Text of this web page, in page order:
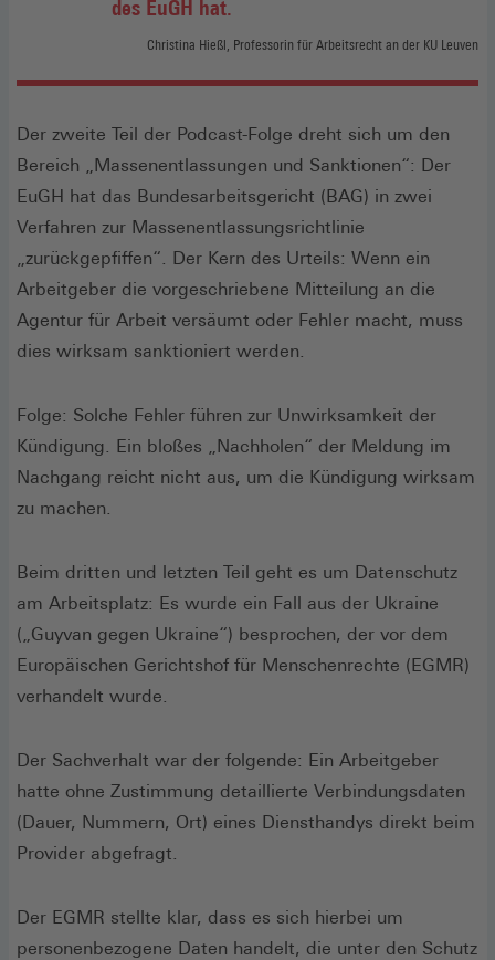
des EuGH hat.
Christina Hießl, Professorin für Arbeitsrecht an der KU Leuven
Der zweite Teil der Podcast-Folge dreht sich um den
Bereich „Massenentlassungen und Sanktionen“: Der
EuGH hat das Bundesarbeitsgericht (BAG) in zwei
Verfahren zur Massenentlassungsrichtlinie
„zurückgepfiffen“. Der Kern des Urteils: Wenn ein
Arbeitgeber die vorgeschriebene Mitteilung an die
Agentur für Arbeit versäumt oder Fehler macht, muss
dies wirksam sanktioniert werden.
Folge: Solche Fehler führen zur Unwirksamkeit der
Kündigung. Ein bloßes „Nachholen“ der Meldung im
Nachgang reicht nicht aus, um die Kündigung wirksam
zu machen.
Beim dritten und letzten Teil geht es um Datenschutz
am Arbeitsplatz: Es wurde ein Fall aus der Ukraine
(„Guyvan gegen Ukraine“) besprochen, der vor dem
Europäischen Gerichtshof für Menschenrechte (EGMR)
verhandelt wurde.
Der Sachverhalt war der folgende: Ein Arbeitgeber
hatte ohne Zustimmung detaillierte Verbindungsdaten
(Dauer, Nummern, Ort) eines Diensthandys direkt beim
Provider abgefragt.
Der EGMR stellte klar, dass es sich hierbei um
personenbezogene Daten handelt, die unter den Schutz